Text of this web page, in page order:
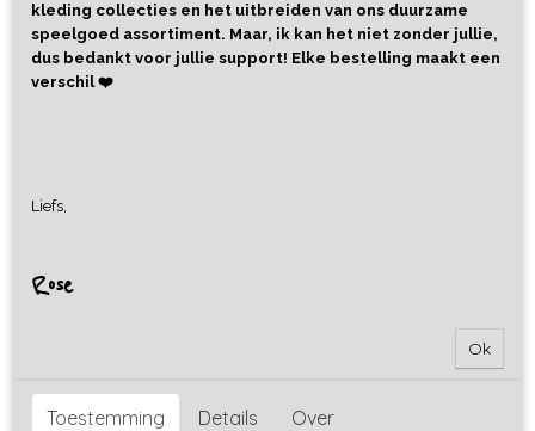
kleding collecties en het uitbreiden van ons duurzame
speelgoed assortiment. Maar, ik kan het niet zonder jullie,
dus bedankt voor jullie support! Elke bestelling maakt een
verschil ❤️
Liefs,
Rose
Ok
Toestemming Details Over